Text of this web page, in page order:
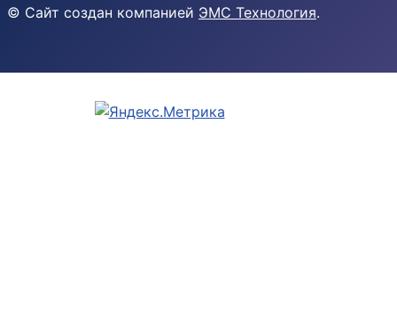
© Сайт создан компанией ЭМС Технология.